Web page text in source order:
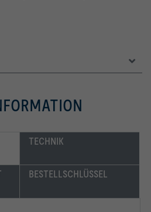
TECHNIK
BESTELLSCHLÜSSEL